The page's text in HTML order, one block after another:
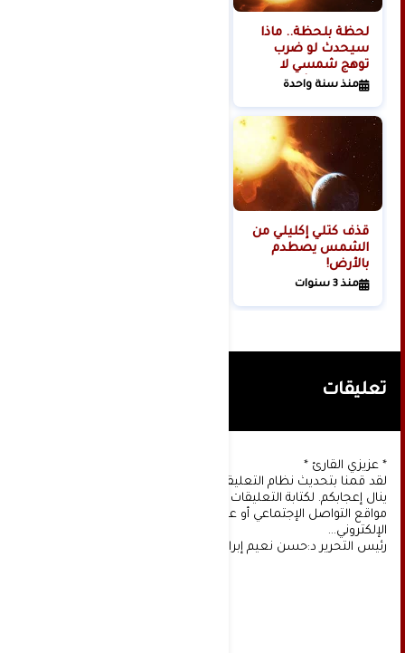
لحظة بلحظة.. ماذا
سيحدث لو ضرب
توهج شمسي لا
تتحمله البشرية
منذ سنة واحدة
قذف كتلي إكليلي من
الشمس يصطدم
بالأرض!
منذ 3 سنوات
تعليقات
* عزيزي القارئ *
لقد قمنا بتحديث نظام التعليقات على موقعنا، ونأمل أن
ينال إعجابكم. لكتابة التعليقات يجب أولا التسجيل عن طريق
مواقع التواصل الإجتماعي أو عن طريق خدمة البريد
الإلكتروني...
رئيس التحرير د:حسن نعيم إبراهيم.